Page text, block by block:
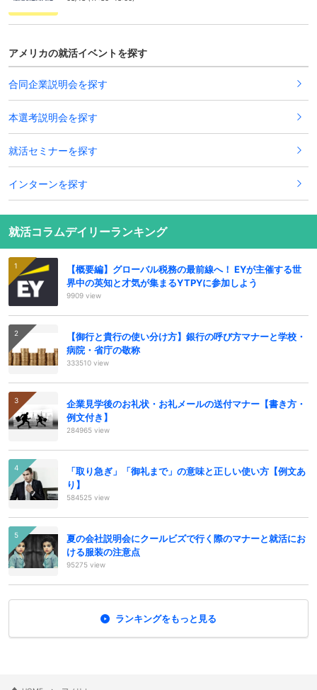
アメリカの就活イベントを探す
合同企業説明会を探す
本選考説明会を探す
就活セミナーを探す
インターンを探す
就活コラムデイリーランキング
【概要編】グローバル税務の最前線へ！ EYが主催する世
界中の英知と才気が集まるYTPYに参加しよう
9909 view
【御行と貴行の使い分け方】銀行の呼び方マナーと学校・
病院・省庁の敬称
333510 view
企業見学後のお礼状・お礼メールの送付マナー【書き方・
例文付き】
284965 view
「取り急ぎ」「御礼まで」の意味と正しい使い方【例文あ
り】
584525 view
夏の会社説明会にクールビズで行く際のマナーと就活にお
ける服装の注意点
95275 view
ランキングをもっと見る